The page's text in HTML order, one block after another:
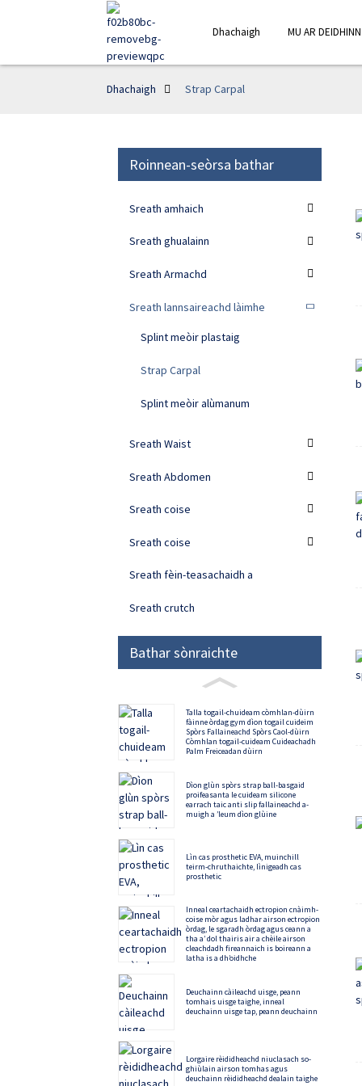
Dhachaigh MU AR DEIDHINN
Dhachaigh Strap Carpal
Roinnean-seòrsa bathar
Sreath amhaich
Sreath ghualainn
Sreath Armachd
Sreath lannsaireachd làimhe
Splint meòir plastaig
Strap Carpal
Splint meòir alùmanum
Sreath Waist
Sreath Abdomen
Sreath coise
Sreath coise
Sreath fèin-teasachaidh a
Sreath crutch
Bathar sònraichte
Talla togail-chuideam còmhlan-dùirn
fàinne òrdag gym dìon togail cuideim
Spòrs Fallaineachd Spòrs Caol-dùirn
Còmhlan togail-cuideam Cuideachadh
Palm Freiceadan dùirn
Dìon glùn spòrs strap ball-basgaid
proifeasanta le cuideam silicone
earrach taic anti slip fallaineachd a-
muigh a ’leum dìon glùine
Lìn cas prosthetic EVA, muinchill
teirm-chruthaichte, lìnigeadh cas
prosthetic
Inneal ceartachaidh ectropion cnàimh-
coise mòr agus ladhar airson ectropion
òrdag, le sgaradh òrdag agus ceann a
tha a’ dol thairis air a chèile airson
cleachdadh fireannaich is boireann a
latha is a dh’oidhche
Deuchainn càileachd uisge, peann
tomhais uisge taighe, inneal
deuchainn uisge tap, peann deuchainn
Lorgaire rèididheachd niuclasach so-
ghiùlain airson tomhas agus
deuchainn rèididheachd dealain taighe